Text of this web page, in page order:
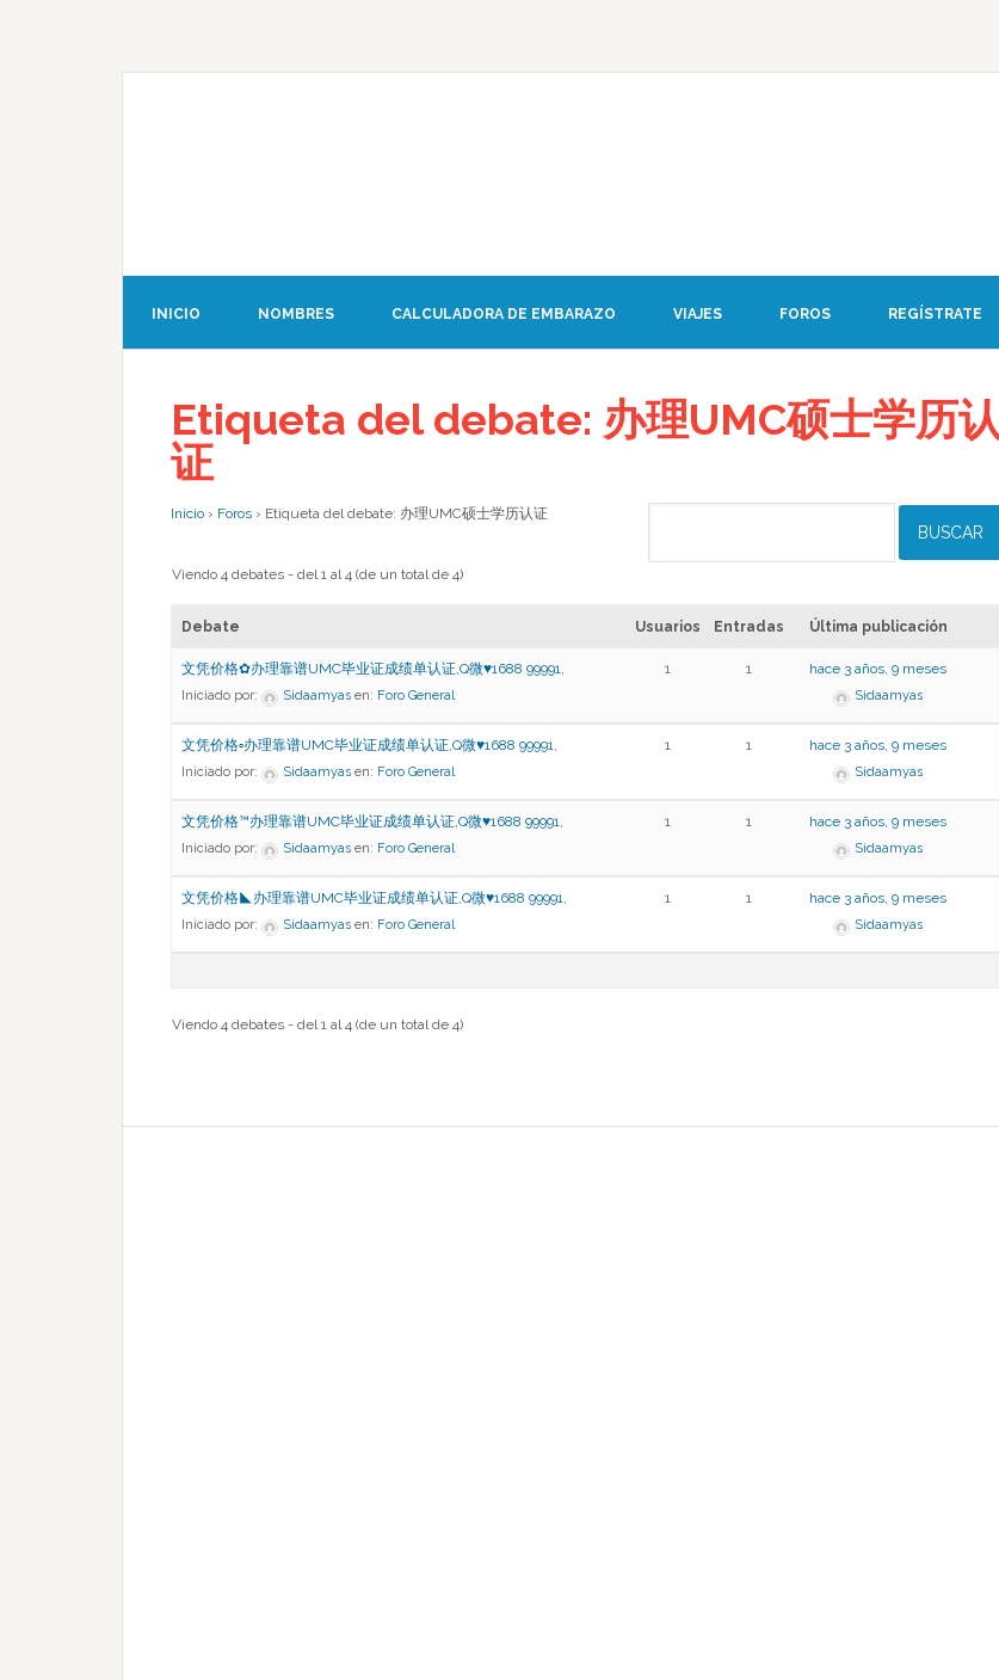
INICIO NOMBRES CALCULADORA DE EMBARAZO VIAJES FOROS REGÍSTRATE
Etiqueta del debate: 办理UMC硕士学历认
证
Inicio › Foros › Etiqueta del debate: 办理UMC硕士学历认证
Viendo 4 debates - del 1 al 4 (de un total de 4)
Debate Usuarios Entradas Última publicación
文凭价格✿办理靠谱UMC毕业证成绩单认证,Q微♥1688 99991,
Iniciado por: Sidaamyas en: Foro General
1 1 hace 3 años, 9 meses
Sidaamyas
文凭价格▫办理靠谱UMC毕业证成绩单认证,Q微♥1688 99991,
Iniciado por: Sidaamyas en: Foro General
1 1 hace 3 años, 9 meses
Sidaamyas
文凭价格™办理靠谱UMC毕业证成绩单认证,Q微♥1688 99991,
Iniciado por: Sidaamyas en: Foro General
1 1 hace 3 años, 9 meses
Sidaamyas
文凭价格◣办理靠谱UMC毕业证成绩单认证,Q微♥1688 99991,
Iniciado por: Sidaamyas en: Foro General
1 1 hace 3 años, 9 meses
Sidaamyas
Viendo 4 debates - del 1 al 4 (de un total de 4)